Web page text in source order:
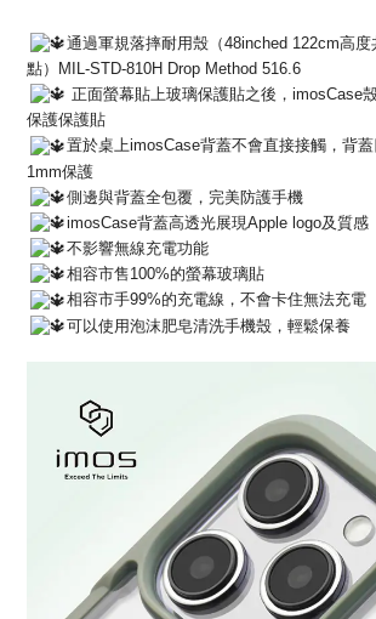
通過軍規落摔耐用殼（48inched 122cm高
點）MIL-STD-810H Drop Method 516.6
正面螢幕貼上玻璃保護貼之後，imosCase
保護保護貼
置於桌上imosCase背蓋不會直接接觸，背
1mm保護
側邊與背蓋全包覆，完美防護手機
imosCase背蓋高透光展現Apple logo及質感
不影響無線充電功能
相容市售100%的螢幕玻璃貼
相容市手99%的充電線，不會卡住無法充電
可以使用泡沫肥皂清洗手機殼，輕鬆保養